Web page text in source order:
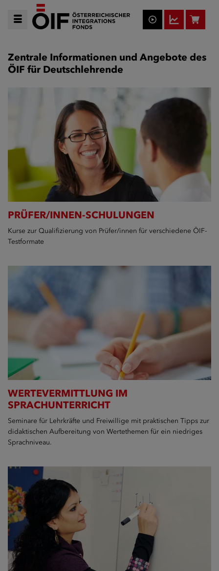
Zentrale Informationen und Angebote des
ÖIF für Deutschlehrende
PRÜFER/INNEN-SCHULUNGEN
Kurse zur Qualifizierung von Prüfer/innen für verschiedene ÖIF-
Testformate
WERTEVERMITTLUNG IM
SPRACHUNTERRICHT
Seminare für Lehrkräfte und Freiwillige mit praktischen Tipps zur
didaktischen Aufbereitung von Wertethemen für ein niedriges
Sprachniveau.